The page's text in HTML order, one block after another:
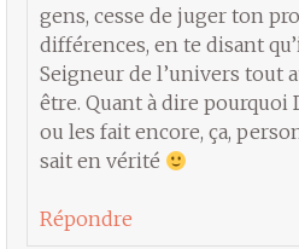
gens, cesse de juger ton
différences, en te disant
Seigneur de l’univers tout
être. Quant à dire pourquoi
ou les fait encore, ça,
sait en vérité
Répondre